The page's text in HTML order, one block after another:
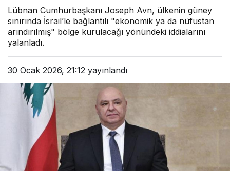
Lübnan Cumhurbaşkanı Joseph Avn, ülkenin güney
sınırında İsrail’le bağlantılı "ekonomik ya da nüfustan
arındırılmış" bölge kurulacağı yönündeki iddialarını
yalanladı.
30 Ocak 2026, 21:12 yayınlandı